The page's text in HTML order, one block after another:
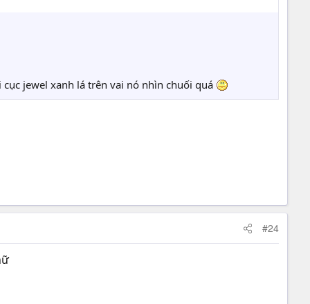
jewel xanh lá trên vai nó nhìn chuối quá
#24